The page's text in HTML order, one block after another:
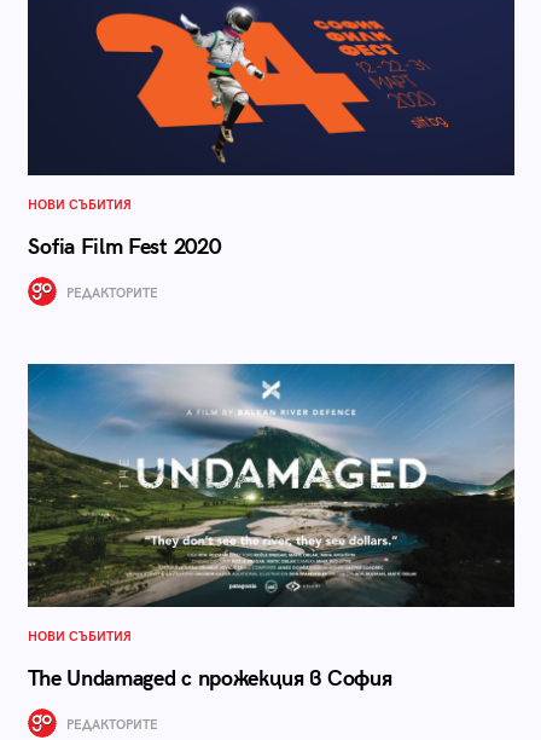
НОВИ СЪБИТИЯ
Sofia Film Fest 2020
РЕДАКТОРИТЕ
НОВИ СЪБИТИЯ
The Undamaged с прожекция в София
РЕДАКТОРИТЕ